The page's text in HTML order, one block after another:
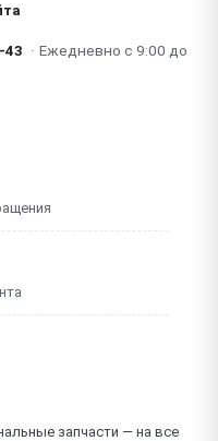
/ контроллер
43 · Ежедневно с 9:00 до
запчасти — на все